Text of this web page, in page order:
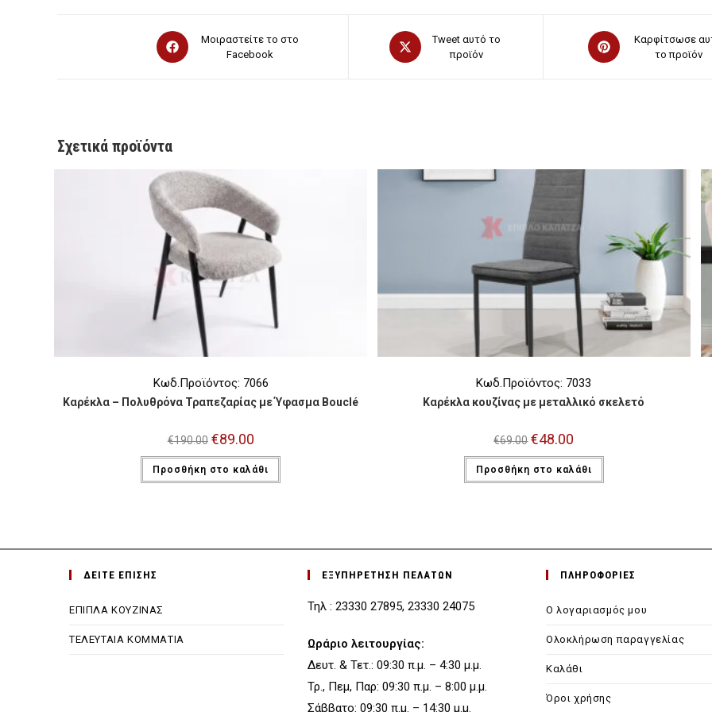
Opens
in
Μοιραστείτε το στο
Facebook
Opens
in
Tweet αυτό το
προϊόν
Opens
in
Καρφίτσωσε
το προϊόν
Σχετικά προϊόντα
Κωδ.Προϊόντος: 7066
Καρέκλα – Πολυθρόνα Τραπεζαρίας με Ύφασμα Bouclé
€190.00 Original
price
was:
€190.00.
€89.00Η
τιμή
είναι:
€89.00.
Προσθήκη στο καλάθι
Κωδ.Προϊόντος: 7033
Καρέκλα κουζίνας με μεταλλικό σκελετό
€69.00 Original
price
was:
€69.00.
€48.00
τιμή
είναι:
€48.00.
Προσθήκη στο καλάθι
ΔΕΙΤΕ ΕΠΙΣΗΣ
ΕΠΙΠΛΑ ΚΟΥΖΙΝΑΣ
ΤΕΛΕΥΤΑΙΑ ΚΟΜΜΑΤΙΑ
ΕΞΥΠΗΡΕΤΗΣΗ ΠΕΛΑΤΩΝ
Τηλ : 23330 27895, 23330 24075
Ωράριο λειτουργίας:
Δευτ. & Τετ.: 09:30 π.μ. – 4:30 μ.μ.
Τρ., Πεμ, Παρ: 09:30 π.μ. – 8:00 μ.μ.
Σάββατο: 09:30 π.μ. – 14:30 μ.μ.
ΠΛΗΡΟΦΟΡΙΕΣ
Ο λογαριασμός μου
Ολοκλήρωση παραγγελίας
Καλάθι
Όροι χρήσης